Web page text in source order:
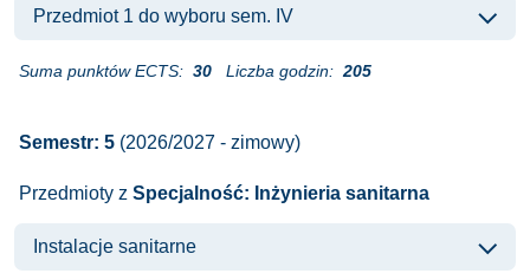
Przedmiot 1 do wyboru sem. IV
Suma punktów ECTS: 30 Liczba godzin: 205
Semestr: 5 (2026/2027 - zimowy)
Przedmioty z Specjalność: Inżynieria sanitarna
Instalacje sanitarne